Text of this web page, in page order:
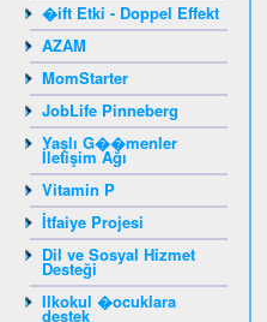
�ift Etki - Doppel Effekt
AZAM
MomStarter
JobLife Pinneberg
Yaşlı G��menler
İletişim Ağı
Vitamin P
İtfaiye Projesi
Dil ve Sosyal Hizmet
Desteği
Ilkokul �ocuklara
destek